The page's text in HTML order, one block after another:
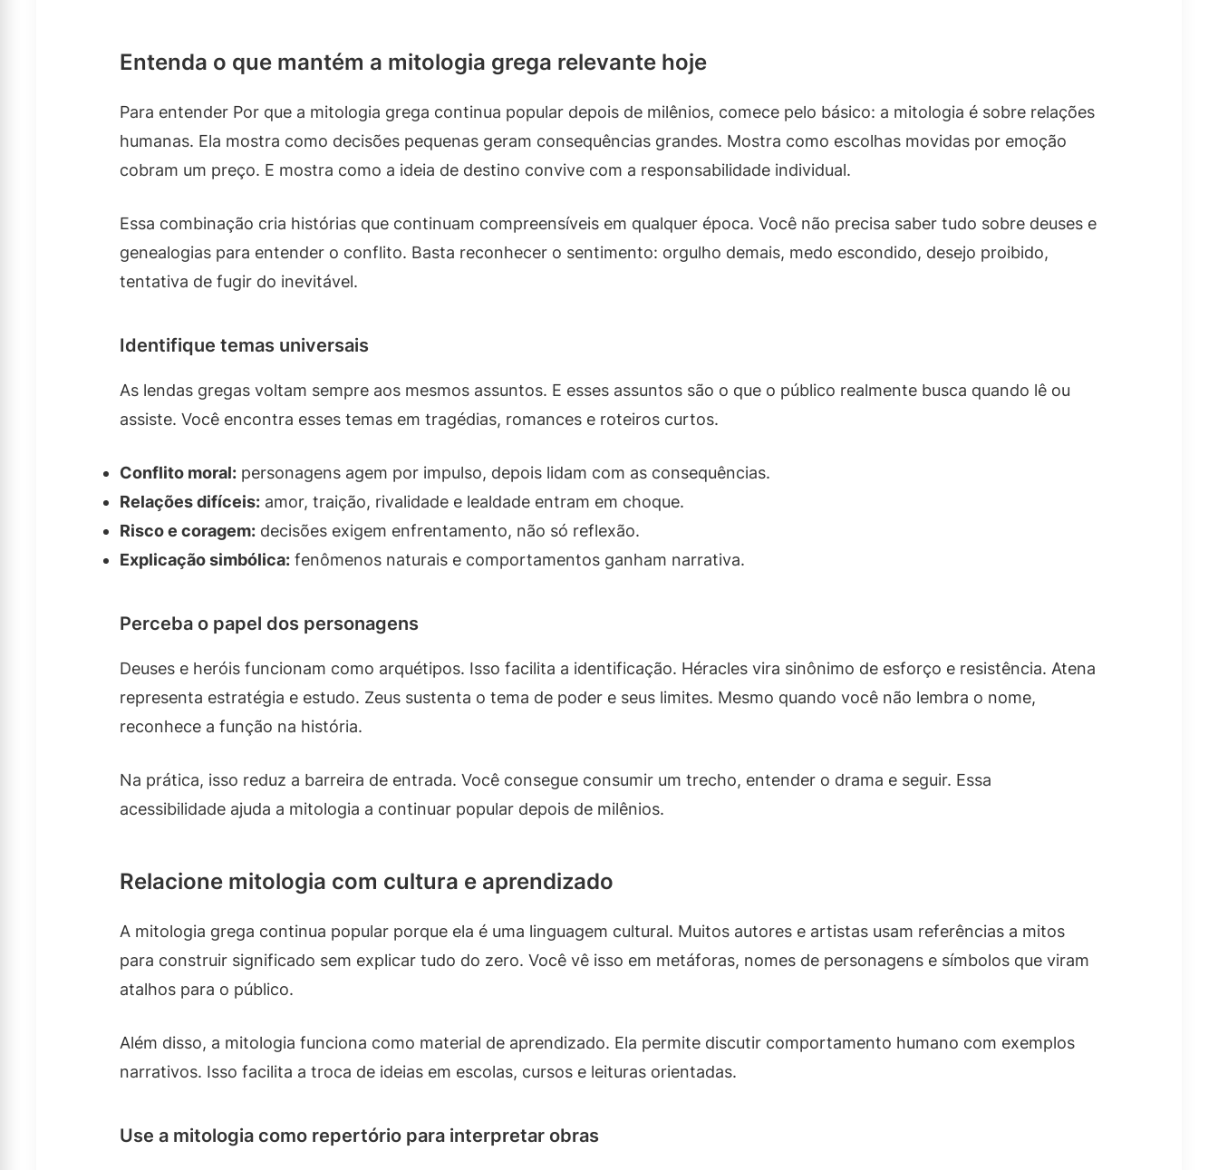
Entenda o que mantém a mitologia grega relevante hoje
Para entender Por que a mitologia grega continua popular depois de milênios, comece pelo básico: a mitologia é sobre relações
humanas. Ela mostra como decisões pequenas geram consequências grandes. Mostra como escolhas movidas por emoção
cobram um preço. E mostra como a ideia de destino convive com a responsabilidade individual.
Essa combinação cria histórias que continuam compreensíveis em qualquer época. Você não precisa saber tudo sobre deuses e
genealogias para entender o conflito. Basta reconhecer o sentimento: orgulho demais, medo escondido, desejo proibido,
tentativa de fugir do inevitável.
Identifique temas universais
As lendas gregas voltam sempre aos mesmos assuntos. E esses assuntos são o que o público realmente busca quando lê ou
assiste. Você encontra esses temas em tragédias, romances e roteiros curtos.
Conflito moral: personagens agem por impulso, depois lidam com as consequências.
Relações difíceis: amor, traição, rivalidade e lealdade entram em choque.
Risco e coragem: decisões exigem enfrentamento, não só reflexão.
Explicação simbólica: fenômenos naturais e comportamentos ganham narrativa.
Perceba o papel dos personagens
Deuses e heróis funcionam como arquétipos. Isso facilita a identificação. Héracles vira sinônimo de esforço e resistência. Atena
representa estratégia e estudo. Zeus sustenta o tema de poder e seus limites. Mesmo quando você não lembra o nome,
reconhece a função na história.
Na prática, isso reduz a barreira de entrada. Você consegue consumir um trecho, entender o drama e seguir. Essa
acessibilidade ajuda a mitologia a continuar popular depois de milênios.
Relacione mitologia com cultura e aprendizado
A mitologia grega continua popular porque ela é uma linguagem cultural. Muitos autores e artistas usam referências a mitos
para construir significado sem explicar tudo do zero. Você vê isso em metáforas, nomes de personagens e símbolos que viram
atalhos para o público.
Além disso, a mitologia funciona como material de aprendizado. Ela permite discutir comportamento humano com exemplos
narrativos. Isso facilita a troca de ideias em escolas, cursos e leituras orientadas.
Use a mitologia como repertório para interpretar obras